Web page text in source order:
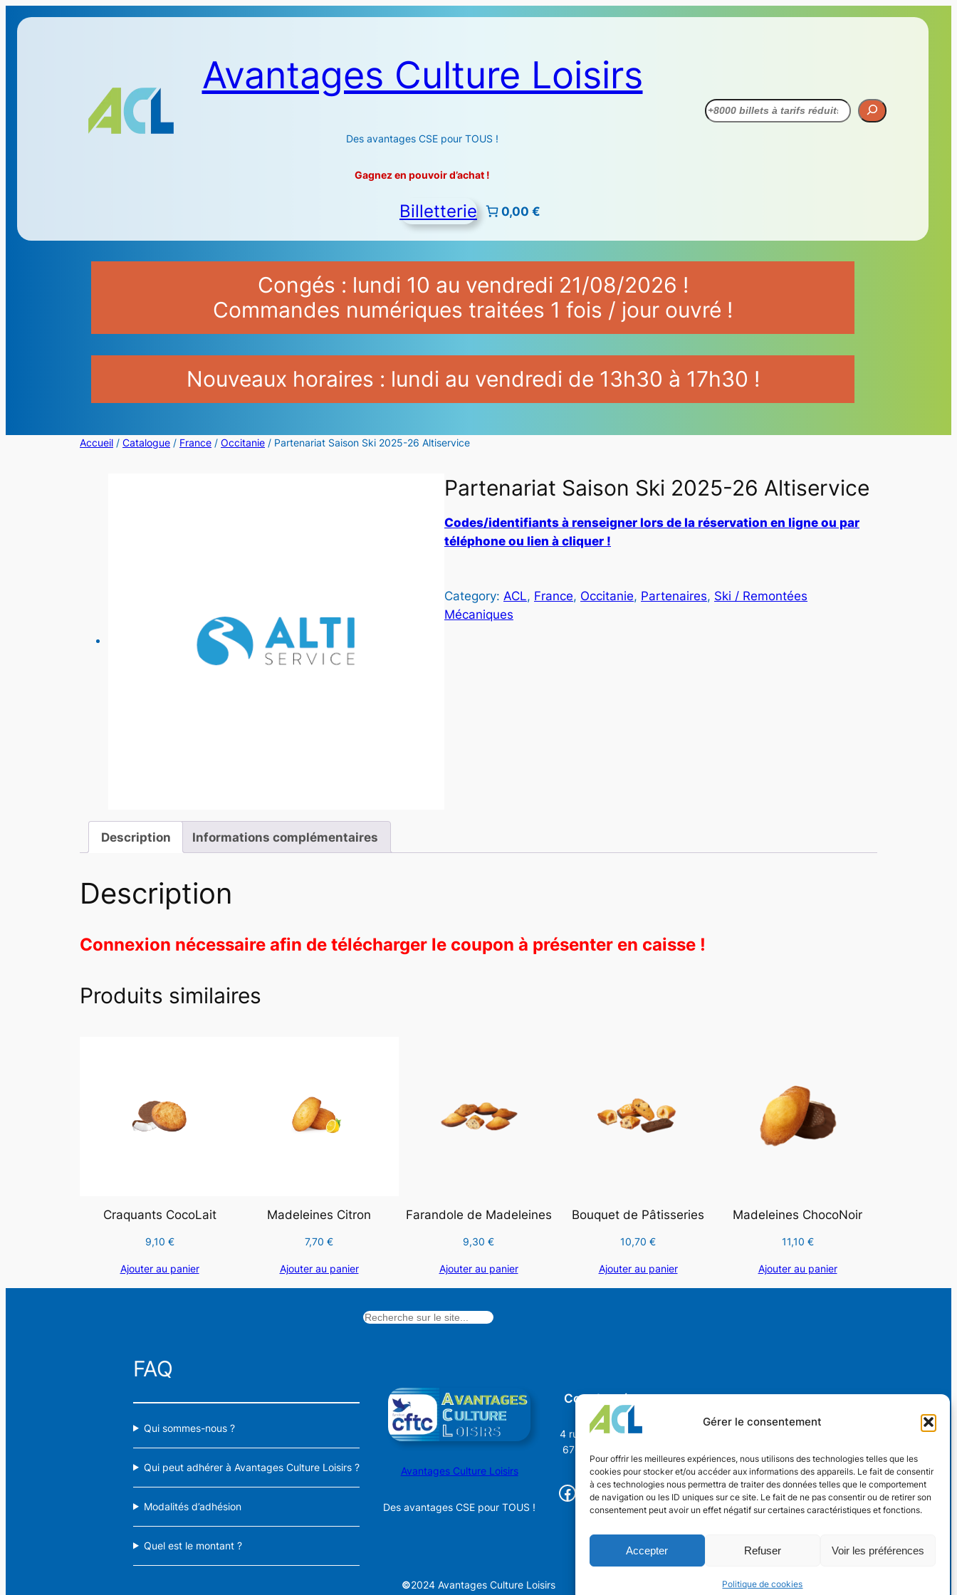
Gérer le consentement
Pour offrir les meilleures expériences, nous utilisons des technologies telles que les
cookies pour stocker et/ou accéder aux informations des appareils. Le fait de consentir
à ces technologies nous permettra de traiter des données telles que le comportement
de navigation ou les ID uniques sur ce site. Le fait de ne pas consentir ou de retirer son
consentement peut avoir un effet négatif sur certaines caractéristiques et fonctions.
Accepter Refuser Voir les préférences
Politique de cookies
Avantages Culture Loisirs
Des avantages CSE pour TOUS !
Gagnez en pouvoir d’achat !
Recherche
Billetterie 0,00 €
Congés : lundi 10 au vendredi 21/08/2026 !
Commandes numériques traitées 1 fois / jour ouvré !
Nouveaux horaires : lundi au vendredi de 13h30 à 17h30 !
Accueil / Catalogue / France / Occitanie / Partenariat Saison Ski 2025-26 Altiservice
Partenariat Saison Ski 2025-26 Altiservice
Codes/identifiants à renseigner lors de la réservation en ligne ou par
téléphone ou lien à cliquer !
Category: ACL, France, Occitanie, Partenaires, Ski / Remontées
Mécaniques
Description Informations complémentaires
Description
Connexion nécessaire afin de télécharger le coupon à présenter en caisse !
Produits similaires
Craquants CocoLait
9,10 €
Ajouter au panier
Madeleines Citron
7,70 €
Ajouter au panier
Farandole de Madeleines
9,30 €
Ajouter au panier
Bouquet de Pâtisseries
10,70 €
Ajouter au panier
Madeleines ChocoNoir
11,10 €
Ajouter au panier
FAQ
Qui sommes-nous ?
Qui peut adhérer à Avantages Culture Loisirs ?
Modalités d’adhésion
Quel est le montant ?
Avantages Culture Loisirs
Des avantages CSE pour TOUS !
Coordonnées
4 rue Dr Oberkirch
67600 SÉLESTAT
Facebook
03.67.09.14.36
Nouveaux Horaires
Lundi au vendredi
13h30 – 17h30
Contact
©2024 Avantages Culture Loisirs